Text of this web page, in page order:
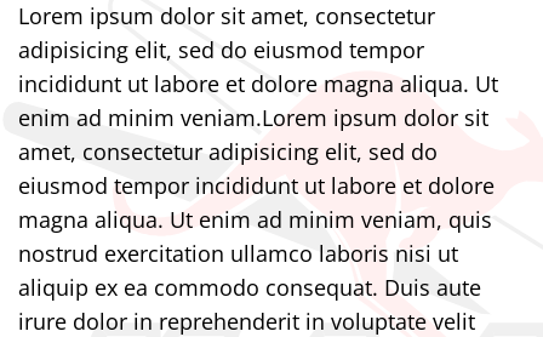
Lorem ipsum dolor sit amet, consectetur
adipisicing elit, sed do eiusmod tempor
incididunt ut labore et dolore magna aliqua. Ut
enim ad minim veniam.Lorem ipsum dolor sit
amet, consectetur adipisicing elit, sed do
eiusmod tempor incididunt ut labore et dolore
magna aliqua. Ut enim ad minim veniam, quis
nostrud exercitation ullamco laboris nisi ut
aliquip ex ea commodo consequat. Duis aute
irure dolor in reprehenderit in voluptate velit